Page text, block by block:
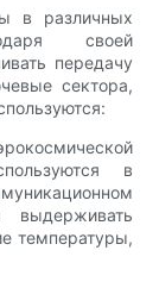
в различных
своей
передачу
сектора,
в
температуры,